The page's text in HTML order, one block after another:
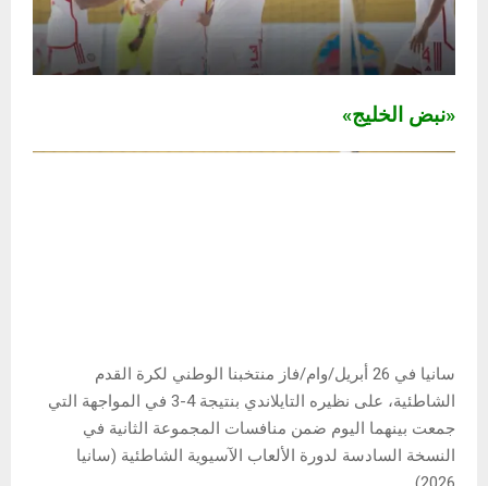
«نبض الخليج»
سانيا في 26 أبريل/وام/فاز منتخبنا الوطني لكرة القدم
الشاطئية، على نظيره التايلاندي بنتيجة 4-3 في المواجهة التي
جمعت بينهما اليوم ضمن منافسات المجموعة الثانية في
النسخة السادسة لدورة الألعاب الآسيوية الشاطئية (سانيا